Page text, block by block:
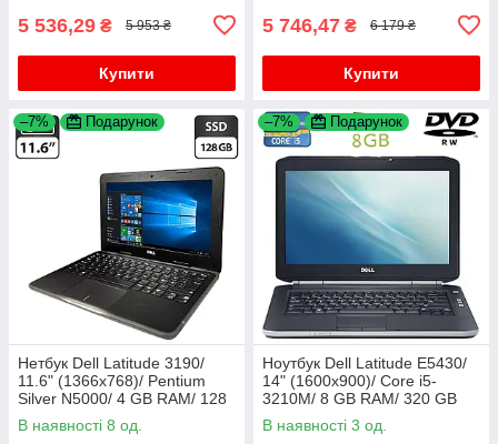
5 536,29 ₴ 5 953 ₴
Купити
5 746,47 ₴ 6 179 ₴
Купити
–7% Подарунок
Нетбук Dell Latitude 3190/
11.6" (1366x768)/ Pentium
Silver N5000/ 4 GB RAM/ 128
GB SSD/ UHD 605
В наявності 8 од.
–7% Подарунок
Ноутбук Dell Latitude E5430/
14" (1600x900)/ Core i5-
3210M/ 8 GB RAM/ 320 GB
HDD/ HD 4000
В наявності 3 од.